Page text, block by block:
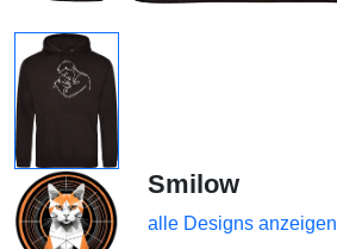
Smilow
alle Designs anzeigen